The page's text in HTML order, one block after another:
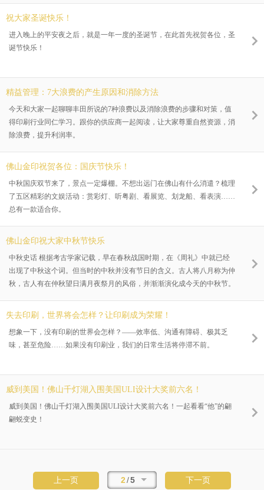
祝大家圣诞快乐！
进入晚上的平安夜之后，就是一年一度的圣诞节，在此首先祝贺各位，圣
诞节快乐！
精益管理：7大浪费的产生原因和消除方法
今天和大家一起聊聊丰田所说的7种浪费以及消除浪费的步骤和对策，值
得印刷行业同仁学习。跟你的供应商一起阅读，让大家尊重自然资源，消
除浪费，提升利润率。
佛山金印祝贺各位：国庆节快乐！
中秋国庆双节来了，景点一定爆棚。不想出远门在佛山有什么消遣？梳理
了五区精彩的文娱活动：赏彩灯、听粤剧、看展览、划龙船、看表演……
总有一款适合你。
佛山金印祝大家中秋节快乐
中秋史话 根据考古学家记载，早在春秋战国时期，在《周礼》中就已经
出现了中秋这个词。但当时的中秋并没有节日的含义。古人将八月称为仲
秋，古人有在仲秋望日满月夜祭月的风俗，并渐渐演化成今天的中秋节。
失去印刷，世界将会怎样？让印刷成为荣耀！
想象一下，没有印刷的世界会怎样？——效率低、沟通有障碍、极其乏
味，甚至危险……如果没有印刷业，我们的日常生活将停滞不前。
威到美国！佛山千灯湖入围美国ULI设计大奖前六名！
威到美国！佛山千灯湖入围美国ULI设计大奖前六名！一起看看“他”的翩
翩蜕变史！
上一页 2/5 下一页